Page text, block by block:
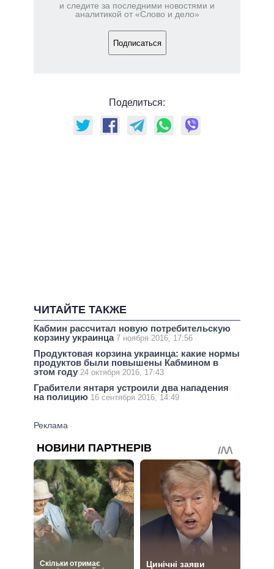
и следите за последними новостями и
аналитикой от «Слово и дело»
Подписаться
Поделиться:
ЧИТАЙТЕ ТАКЖЕ
Кабмин рассчитал новую потребительскую
корзину украинца 7 ноября 2016, 17:56
Продуктовая корзина украинца: какие нормы
продуктов были повышены Кабмином в
этом году 24 октября 2016, 17:43
Грабители янтаря устроили два нападения
на полицию 16 сентября 2016, 14:49